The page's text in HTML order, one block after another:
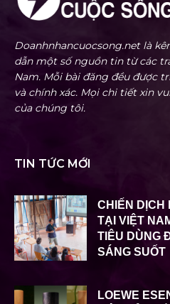
Doanhnhancuocsong.net là
dẫn một số nguồn tin từ các
Nam. Mỗi bài đăng đều được
và chính xác. Mọi chi tiết xin
của chúng tôi.
TIN TỨC MỚI
CHIẾN DỊCH
TẠI VIỆT
TIÊU DÙNG
SÁNG SUỐT
LOEWE